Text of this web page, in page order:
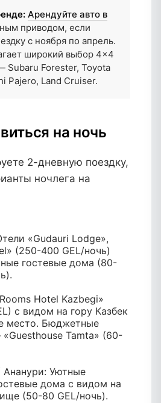
Арендуйте авто в
приводом, если
с ноября по апрель.
широкий выбор 4×4
Subaru Forester, Toyota
Pajero, Land Cruiser.
на ночь
2-дневную поездку,
ночлега на
«Gudauri Lodge»,
(250-400 GEL/ночь)
гостевые дома (80-
Hotel Kazbegi»
с видом на гору Казбек
место. Бюджетные
Tamta» (60-
Уютные
дома с видом на
(50-80 GEL/ночь).